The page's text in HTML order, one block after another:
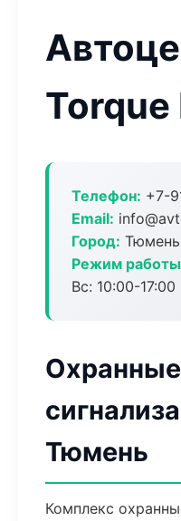
Torque
Телефон: +7-
Email:
Город: Тюмень
Режим
Вс: 10:00-17:00
Тюмень
Комплекс